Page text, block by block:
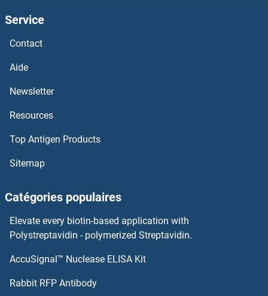
Service
Contact
Aide
Newsletter
Resources
Top Antigen Products
Sitemap
Catégories populaires
Elevate every biotin-based application with
Polystreptavidin - polymerized Streptavidin.
AccuSignal™ Nuclease ELISA Kit
Rabbit RFP Antibody